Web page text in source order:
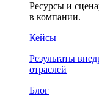
Ресурсы и
в компании.
Кейсы
Результаты
отраслей
Блог